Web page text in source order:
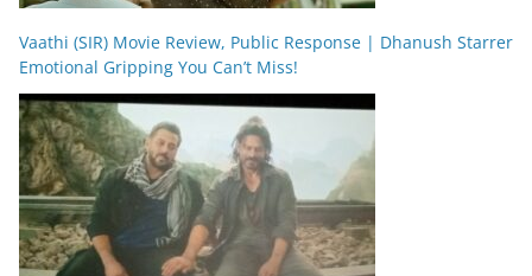
Vaathi (SIR) Movie Review, Public Response | Dhanush Starrer
Emotional Gripping You Can’t Miss!